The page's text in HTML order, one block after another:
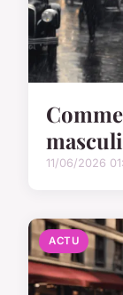
11/06/2026
ACTU